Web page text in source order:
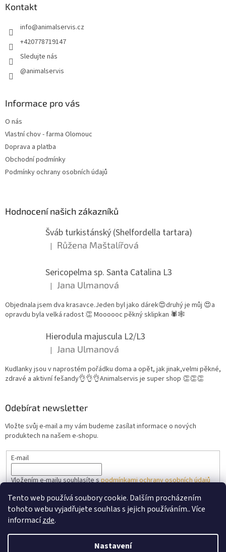
Tento web používá soubory cookie. Dalším procházením
tohoto webu vyjadřujete souhlas s jejich používáním.. Více
informacízde.
Nastavení
Kontakt
info@animalservis.cz
+420778719147
Sledujte nás
@animalservis
Informace pro vás
O nás
Vlastní chov - farma Olomouc
Doprava a platba
Obchodní podmínky
Podmínky ochrany osobních údajů
Hodnocení našich zákazníků
Šváb turkistánský (Shelfordella tartara)
Hodnocení produktu je 5 z 5 hvězdiček.
| Růžena Maštalířová
Sericopelma sp. Santa Catalina L3
Hodnocení produktu je 5 z 5 hvězdiček.
| Jana Ulmanová
Objednala jsem dva krasavce.Jeden byl jako dárek😍druhý je můj 😍a
opravdu byla velká radost 👏 Moooooc pěkný sklipkan 🕷🕸
Hierodula majuscula L2/L3
Hodnocení produktu je 5 z 5 hvězdiček.
| Jana Ulmanová
Kudlanky jsou v naprostém pořádku doma a opět, jak jinak,velmi pěkné,
zdravé a aktivní fešandy👌👌👌Animalservis je super shop 👏👏👏
Odebírat newsletter
Vložte svůj e-mail a my vám budeme zasílat informace o nových
produktech na našem e-shopu.
E-mail
Vložením e-mailu souhlasíte spodmínkami ochrany osobních údajů
PŘIHLÁSIT SE
Vytvořil Shoptet